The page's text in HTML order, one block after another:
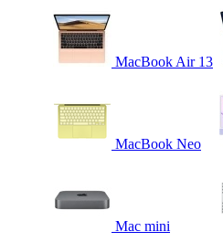
MacBook Air 13
MacBook Neo
Mac mini